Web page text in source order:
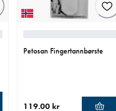
Petosan Fingertannbørste
119.00 kr